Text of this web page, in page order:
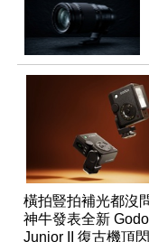
橫拍豎拍補光都沒
神牛發表全新
Junior II 復古機頂